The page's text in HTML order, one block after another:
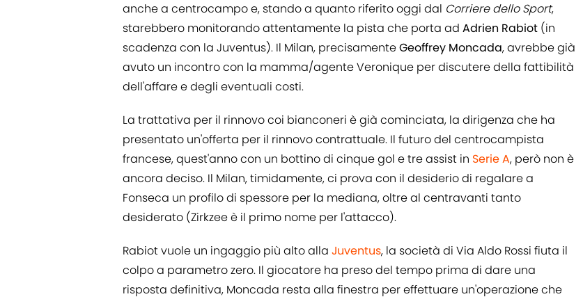
anche a centrocampo e, stando a quanto riferito oggi dal Corriere dello Sport,
starebbero monitorando attentamente la pista che porta ad Adrien Rabiot (in
scadenza con la Juventus). Il Milan, precisamenteGeoffrey Moncada, avrebbe già
avuto un incontro con la mamma/agente Veronique per discutere della fattibilità
dell'affare e degli eventuali costi.
La trattativa per il rinnovo coi bianconeri è già cominciata, la dirigenza che ha
presentato un'offerta per il rinnovo contrattuale. Il futuro del centrocampista
francese, quest'anno con un bottino di cinque gol e tre assist in Serie A, però non è
ancora deciso. Il Milan, timidamente, ci prova con il desiderio di regalare a
Fonseca un profilo di spessore per la mediana, oltre al centravanti tanto
desiderato (Zirkzee è il primo nome per l'attacco).
Rabiot vuole un ingaggio più alto alla Juventus, la società di Via Aldo Rossi fiuta il
colpo a parametro zero. Il giocatore ha preso del tempo prima di dare una
risposta definitiva, Moncada resta alla finestra per effettuare un'operazione che